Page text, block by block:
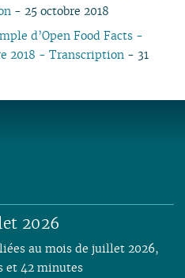
- 25 octobre 2018
d’Open Food Facts -
2018 - Transcription - 31
2026
au mois de juillet 2026,
et 42 minutes